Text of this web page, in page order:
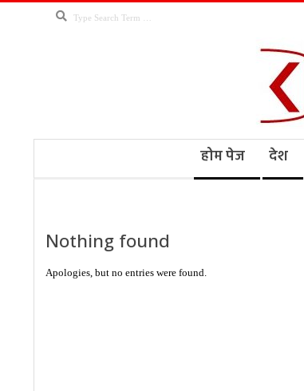
Search
होम पेज देश
Nothing found
Apologies, but no entries were found.